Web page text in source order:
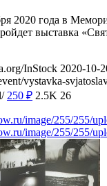
2020 года в
выставка
InStock 2020-10-
vystavka-
250 ₽ 2.5K 26
image/255/255/
image/255/255/